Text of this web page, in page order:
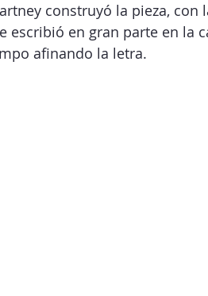
construyó la pieza, con
escribió en gran parte en la
afinando la letra.